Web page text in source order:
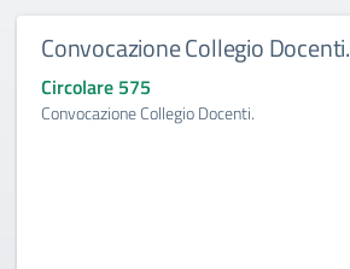
Convocazione Collegio Docenti.
Circolare 575
Convocazione Collegio Docenti.